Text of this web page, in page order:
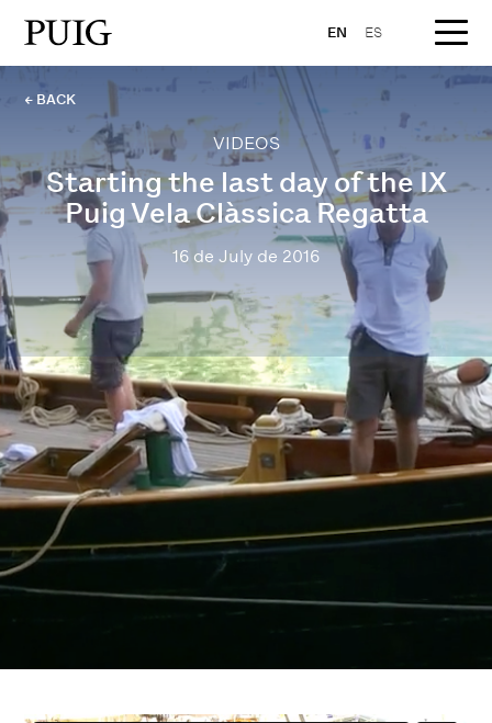
EN ES
← BACK
VIDEOS
Starting the last day of the IX
Puig Vela Clàssica Regatta
16 de July de 2016